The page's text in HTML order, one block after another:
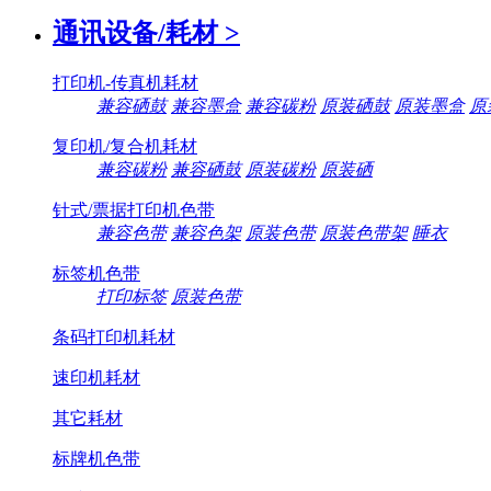
通讯设备/耗材 >
打印机-传真机耗材
兼容硒鼓 兼容墨盒 兼容碳粉 原装硒鼓 原装墨盒
复印机/复合机耗材
兼容碳粉 兼容硒鼓 原装碳粉 原装硒
针式/票据打印机色带
兼容色带 兼容色架 原装色带 原装色带架 睡衣
标签机色带
打印标签 原装色带
条码打印机耗材
速印机耗材
其它耗材
标牌机色带